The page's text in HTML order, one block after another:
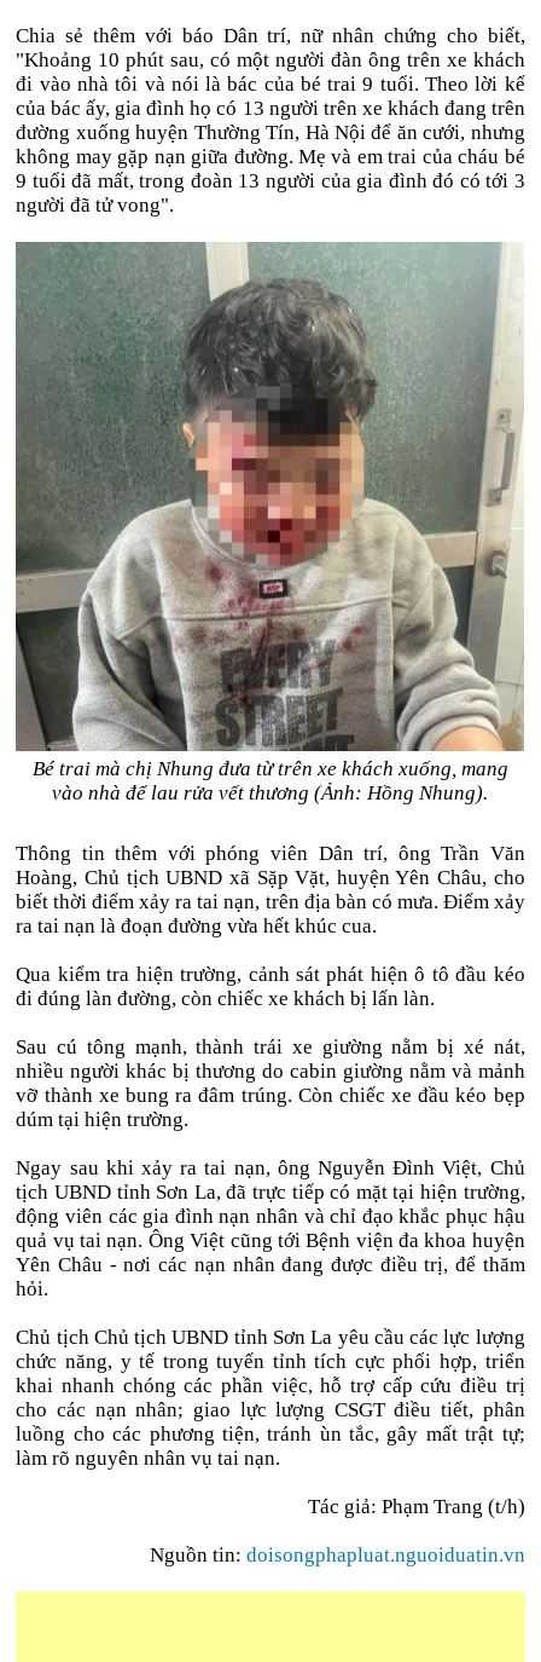
Chia sẻ thêm với báo Dân trí, nữ nhân chứng cho biết,
"Khoảng 10 phút sau, có một người đàn ông trên xe khách
đi vào nhà tôi và nói là bác của bé trai 9 tuổi. Theo lời kể
của bác ấy, gia đình họ có 13 người trên xe khách đang trên
đường xuống huyện Thường Tín, Hà Nội để ăn cưới, nhưng
không may gặp nạn giữa đường. Mẹ và em trai của cháu bé
9 tuổi đã mất, trong đoàn 13 người của gia đình đó có tới 3
người đã tử vong".
Bé trai mà chị Nhung đưa từ trên xe khách xuống, mang
vào nhà để lau rửa vết thương (Ảnh: Hồng Nhung).
Thông tin thêm với phóng viên Dân trí, ông Trần Văn
Hoàng, Chủ tịch UBND xã Sặp Vặt, huyện Yên Châu, cho
biết thời điểm xảy ra tai nạn, trên địa bàn có mưa. Điểm xảy
ra tai nạn là đoạn đường vừa hết khúc cua.
Qua kiểm tra hiện trường, cảnh sát phát hiện ô tô đầu kéo
đi đúng làn đường, còn chiếc xe khách bị lấn làn.
Sau cú tông mạnh, thành trái xe giường nằm bị xé nát,
nhiều người khác bị thương do cabin giường nằm và mảnh
vỡ thành xe bung ra đâm trúng. Còn chiếc xe đầu kéo bẹp
dúm tại hiện trường.
Ngay sau khi xảy ra tai nạn, ông Nguyễn Đình Việt, Chủ
tịch UBND tỉnh Sơn La, đã trực tiếp có mặt tại hiện trường,
động viên các gia đình nạn nhân và chỉ đạo khắc phục hậu
quả vụ tai nạn. Ông Việt cũng tới Bệnh viện đa khoa huyện
Yên Châu - nơi các nạn nhân đang được điều trị, để thăm
hỏi.
Chủ tịch Chủ tịch UBND tỉnh Sơn La yêu cầu các lực lượng
chức năng, y tế trong tuyến tỉnh tích cực phối hợp, triển
khai nhanh chóng các phần việc, hỗ trợ cấp cứu điều trị
cho các nạn nhân; giao lực lượng CSGT điều tiết, phân
luồng cho các phương tiện, tránh ùn tắc, gây mất trật tự;
làm rõ nguyên nhân vụ tai nạn.
Tác giả: Phạm Trang (t/h)
Nguồn tin: doisongphapluat.nguoiduatin.vn